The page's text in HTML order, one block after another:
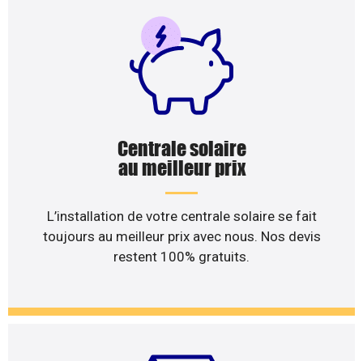
Centrale solaire
au meilleur prix
L’installation de votre centrale solaire se fait
toujours au meilleur prix avec nous. Nos devis
restent 100% gratuits.